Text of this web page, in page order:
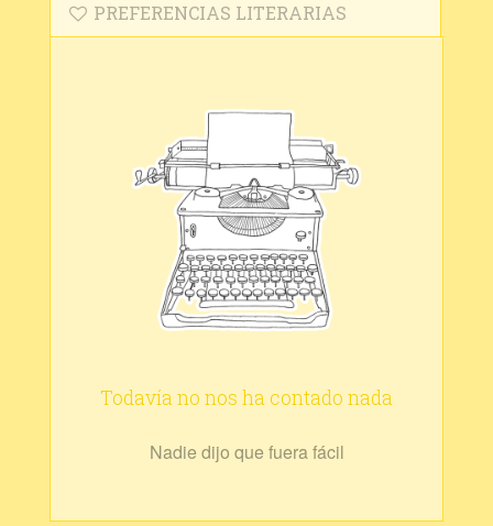
PREFERENCIAS LITERARIAS
Todavía no nos ha contado nada
Nadie dijo que fuera fácil